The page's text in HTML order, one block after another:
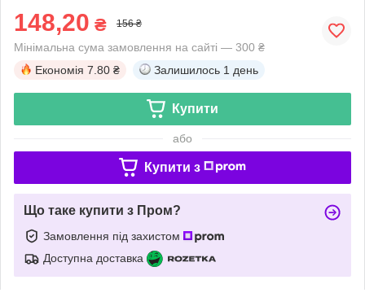
148,20 ₴ 156 ₴
Мінімальна сума замовлення на сайті — 300 ₴
Економія 7.80 ₴ Залишилось 1 день
Купити
або
Купити з
Що таке купити з Пром?
Замовлення під захистом
Доступна доставка